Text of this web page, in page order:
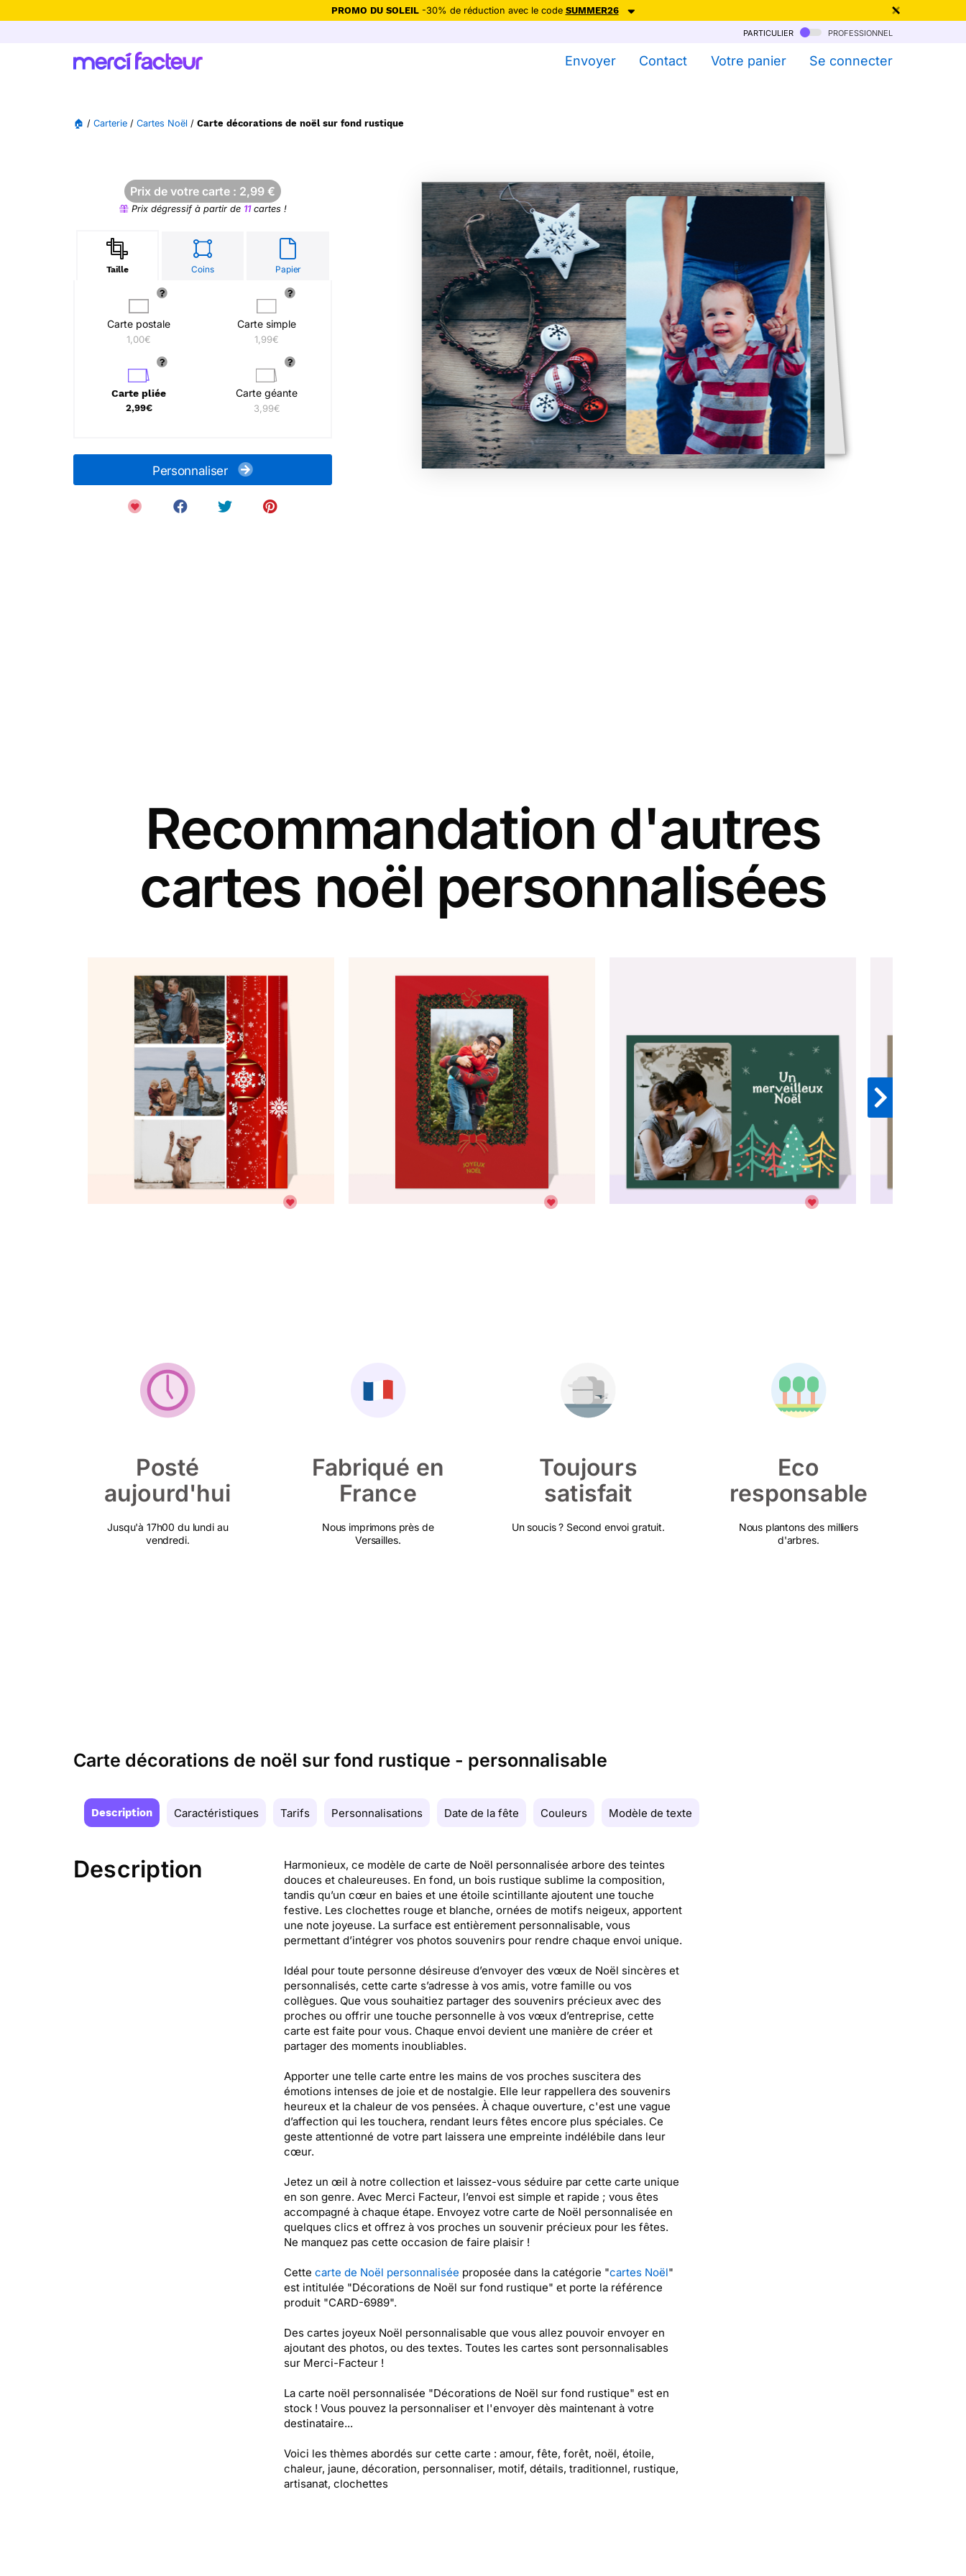
PROMO DU SOLEIL-30% de réduction avec le code SUMMER26
particulier professionnel
Envoyer Contact Votre panier Se connecter
🏠 / Carterie / Cartes Noël / Carte décorations de noël sur fond rustique
Prix de votre carte : 2,99 €
Prix dégressif à partir de 11cartes !
Taille Coins Papier
Carte postale
1,00€
Carte simple
1,99€
Carte pliée
2,99€
Carte géante
3,99€
Personnaliser
Recommandation d'autres
cartes noël personnalisées
Posté
aujourd'hui
Jusqu'à 17h00 du lundi au
vendredi.
Fabriqué en
France
Nous imprimons près de
Versailles.
Toujours
satisfait
Un soucis ? Second envoi gratuit.
Eco
responsable
Nous plantons des milliers
d'arbres.
Carte décorations de noël sur fond rustique - personnalisable
Description Caractéristiques Tarifs Personnalisations Date de la fête Couleurs Modèle de texte
Description
Harmonieux, ce modèle de carte de Noël personnalisée arbore des teintes
douces et chaleureuses. En fond, un bois rustique sublime la composition,
tandis qu’un cœur en baies et une étoile scintillante ajoutent une touche
festive. Les clochettes rouge et blanche, ornées de motifs neigeux, apportent
une note joyeuse. La surface est entièrement personnalisable, vous
permettant d’intégrer vos photos souvenirs pour rendre chaque envoi unique.
Idéal pour toute personne désireuse d’envoyer des vœux de Noël sincères et
personnalisés, cette carte s’adresse à vos amis, votre famille ou vos
collègues. Que vous souhaitiez partager des souvenirs précieux avec des
proches ou offrir une touche personnelle à vos vœux d’entreprise, cette
carte est faite pour vous. Chaque envoi devient une manière de créer et
partager des moments inoubliables.
Apporter une telle carte entre les mains de vos proches suscitera des
émotions intenses de joie et de nostalgie. Elle leur rappellera des souvenirs
heureux et la chaleur de vos pensées. À chaque ouverture, c'est une vague
d’affection qui les touchera, rendant leurs fêtes encore plus spéciales. Ce
geste attentionné de votre part laissera une empreinte indélébile dans leur
cœur.
Jetez un œil à notre collection et laissez-vous séduire par cette carte unique
en son genre. Avec Merci Facteur, l’envoi est simple et rapide ; vous êtes
accompagné à chaque étape. Envoyez votre carte de Noël personnalisée en
quelques clics et offrez à vos proches un souvenir précieux pour les fêtes.
Ne manquez pas cette occasion de faire plaisir !
Cette carte de Noël personnalisée proposée dans la catégorie "cartes Noël"
est intitulée "Décorations de Noël sur fond rustique" et porte la référence
produit "CARD-6989".
Des cartes joyeux Noël personnalisable que vous allez pouvoir envoyer en
ajoutant des photos, ou des textes. Toutes les cartes sont personnalisables
sur Merci-Facteur !
La carte noël personnalisée "Décorations de Noël sur fond rustique" est en
stock ! Vous pouvez la personnaliser et l'envoyer dès maintenant à votre
destinataire...
Voici les thèmes abordés sur cette carte : amour, fête, forêt, noël, étoile,
chaleur, jaune, décoration, personnaliser, motif, détails, traditionnel, rustique,
artisanat, clochettes